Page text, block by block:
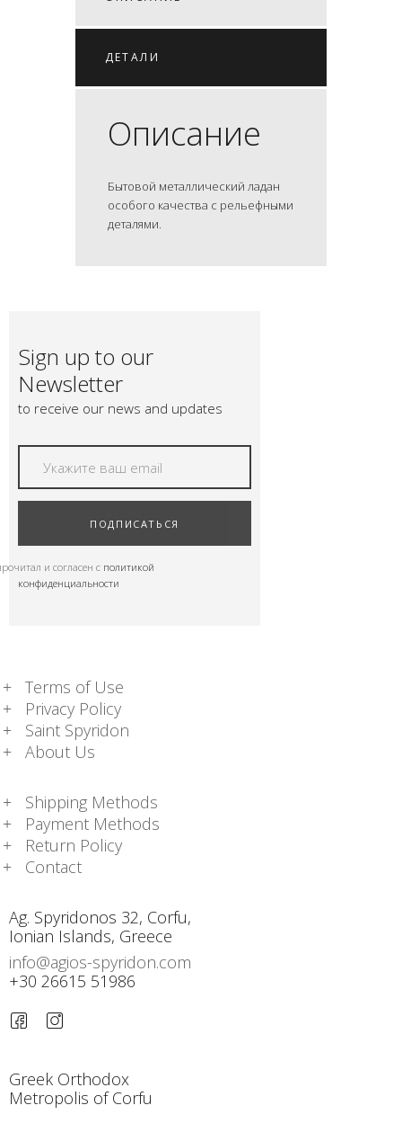
ДЕТАЛИ
Описание
Бытовой металлический ладан
особого качества с рельефными
деталями.
Sign up to our
Newsletter
to receive our news and updates
ПОДПИСАТЬСЯ
и согласен с политикой
конфиденциальности
Terms of Use
Privacy Policy
Saint Spyridon
About Us
Shipping Methods
Payment Methods
Return Policy
Contact
Ag. Spyridonos 32, Corfu,
Ionian Islands, Greece
info@agios-spyridon.com
+30 26615 51986
Greek Orthodox
Metropolis of Corfu